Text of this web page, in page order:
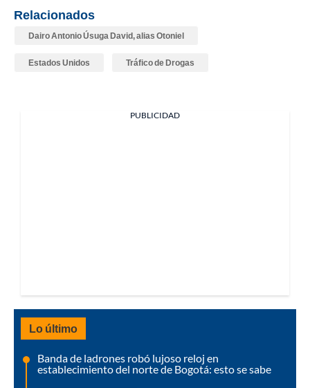
Relacionados
Dairo Antonio Úsuga David, alias Otoniel
Estados Unidos Tráfico de Drogas
PUBLICIDAD
Lo último
Banda de ladrones robó lujoso reloj en
establecimiento del norte de Bogotá: esto se sabe